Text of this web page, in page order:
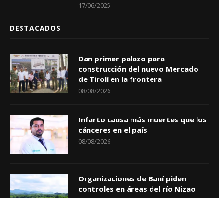
17/06/2025
DESTACADOS
Dan primer palazo para
construcción del nuevo Mercado
de Tirolí en la frontera
08/08/2026
Infarto causa más muertes que los
cánceres en el país
08/08/2026
Organizaciones de Baní piden
controles en áreas del río Nizao